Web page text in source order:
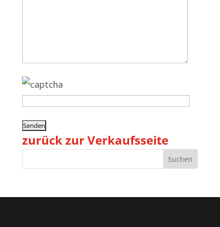
zurück zur Verkaufsseite